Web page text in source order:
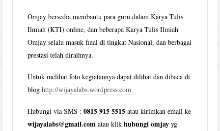
Omjay bersedia membantu para guru dalam Karya Tulis
Ilmiah (KTI) online, dan beberapa Karya Tulis Ilmiah
Omjay selalu masuk final di tingkat Nasional, dan berbagai
prestasi telah diraihnya.
Untuk melihat foto kegiatannya dapat dilihat dan dibaca di
bloghttp://wijayalabs.wordpress.com
Hubungi via SMS :0815 915 5515 atau kirimkan email ke
wijayalabs@gmail.com atau klikhubungi omjay yg